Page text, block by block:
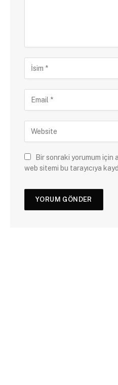
Bir sonraki yorumum için
web sitemi bu tarayıcıya